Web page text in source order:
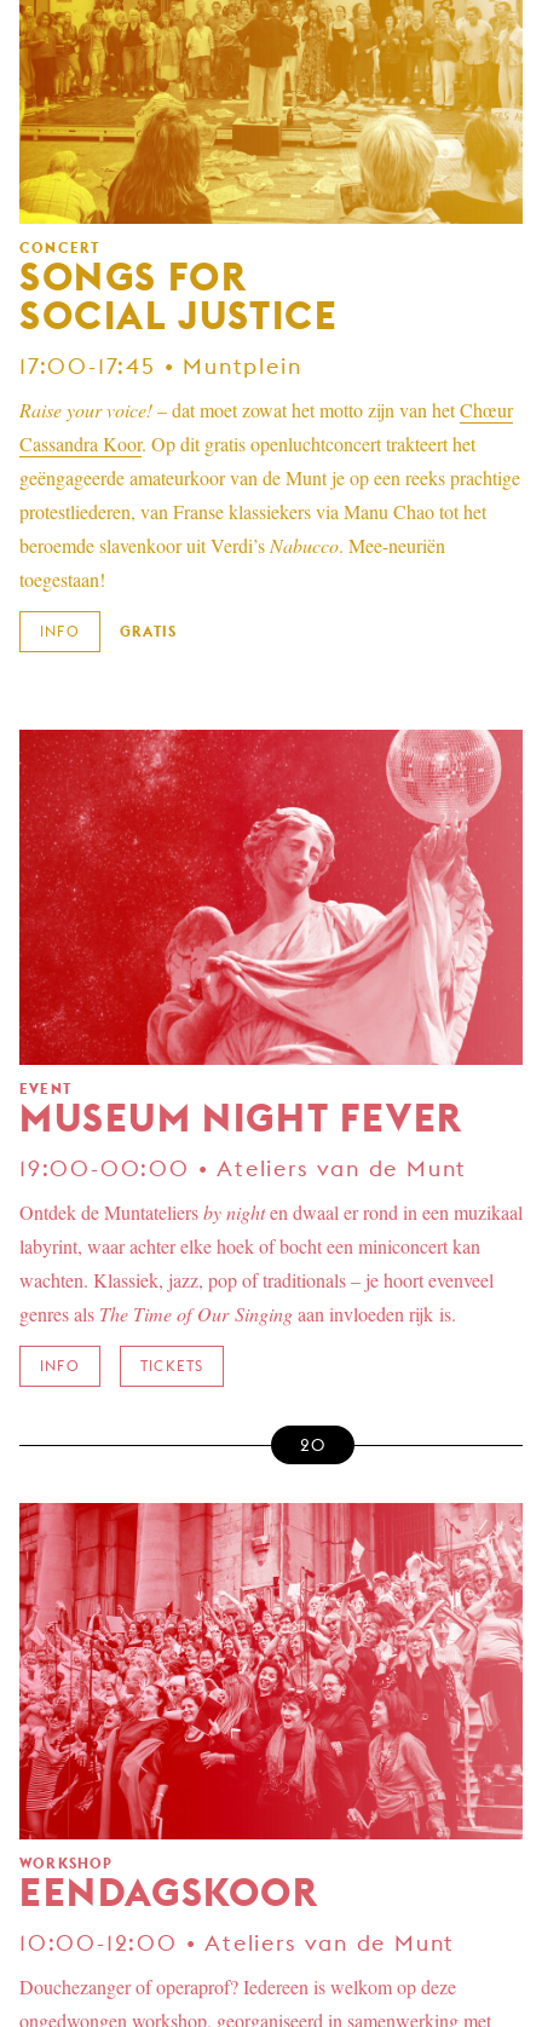
CONCERT
SONGS FOR
SOCIAL JUSTICE
17:00-17:45 • Muntplein
Raise your voice!– dat moet zowat het motto zijn van hetChœur
Cassandra Koor. Op dit gratis openluchtconcert trakteert het
geëngageerde amateurkoor van de Munt je op een reeks prachtige
protestliederen, van Franse klassiekers via Manu Chao tot het
beroemde slavenkoor uit Verdi’s Nabucco. Mee-neuriën
toegestaan!
INFO GRATIS
EVENT
MUSEUM NIGHT FEVER
19:00-00:00 • Ateliers van de Munt
Ontdek de Muntateliersby nighten dwaal er rond in een muzikaal
labyrint, waar achter elke hoek of bocht een miniconcert kan
wachten. Klassiek, jazz, pop of traditionals – je hoort evenveel
genres als The Time of Our Singingaan invloeden rijk is.
INFO TICKETS
20
WORKSHOP
EENDAGSKOOR
10:00-12:00 • Ateliers van de Munt
Douchezanger of operaprof? Iedereen is welkom op deze
ongedwongen workshop, georganiseerd in samenwerking met